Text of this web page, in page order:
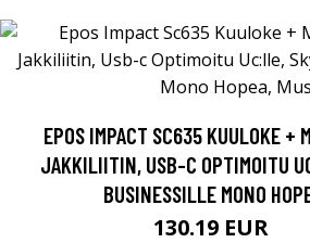
EPOS IMPACT SC635 KUULOKE +
JAKKILIITIN, USB-C OPTIMOITU
BUSINESSILLE MONO
130.19 EUR